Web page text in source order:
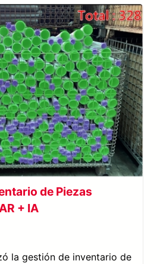
de Piezas
+ IA
la gestión de inventario de